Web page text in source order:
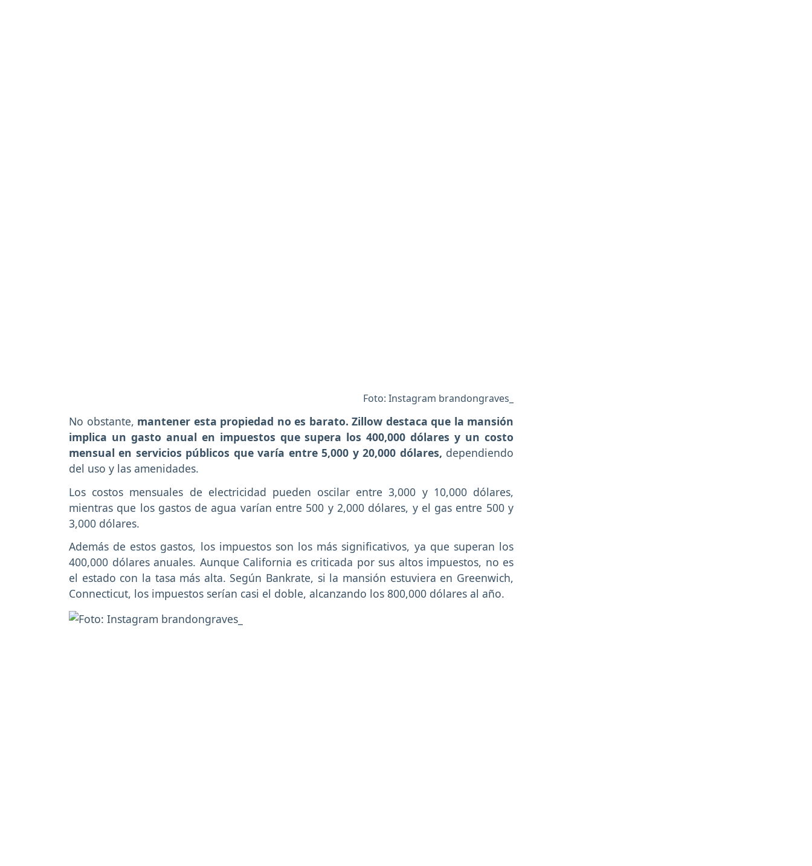
Foto: Instagram brandongraves_
No obstante, mantener esta propiedad no es barato. Zillow destaca que la mansión
implica un gasto anual en impuestos que supera los 400,000 dólares y un costo
mensual en servicios públicos que varía entre 5,000 y 20,000 dólares, dependiendo
del uso y las amenidades.
Los costos mensuales de electricidad pueden oscilar entre 3,000 y 10,000 dólares,
mientras que los gastos de agua varían entre 500 y 2,000 dólares, y el gas entre 500 y
3,000 dólares.
Además de estos gastos, los impuestos son los más significativos, ya que superan los
400,000 dólares anuales. Aunque California es criticada por sus altos impuestos, no es
el estado con la tasa más alta. Según Bankrate, si la mansión estuviera en Greenwich,
Connecticut, los impuestos serían casi el doble, alcanzando los 800,000 dólares al año.